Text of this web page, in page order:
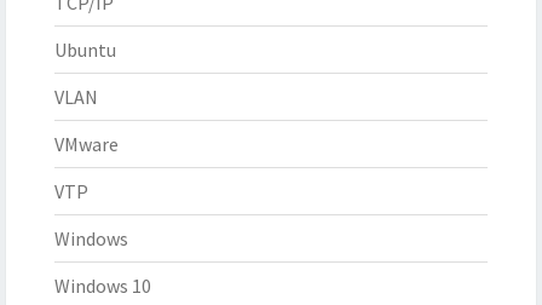
Ubuntu
VLAN
VMware
VTP
Windows
Windows 10